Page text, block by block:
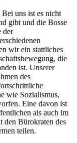
uns ist es nicht
gibt und die Bosse
der
wir ein stattliches
die
ist. Unserer
des
wie Sozialismus,
Eine davon ist
als auch im
den Bürokraten des
teilen.